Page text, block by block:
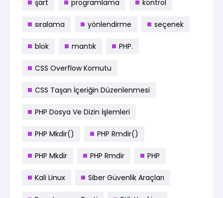
şart programlama kontrol
sıralama yönlendirme seçenek
blok mantık PHP.
CSS Overflow Komutu
CSS Taşan İçeriğin Düzenlenmesi
PHP Dosya Ve Dizin İşlemleri
PHP Mkdir() PHP Rmdir()
PHP Mkdir PHP Rmdir PHP
Kali Linux Siber Güvenlik Araçları